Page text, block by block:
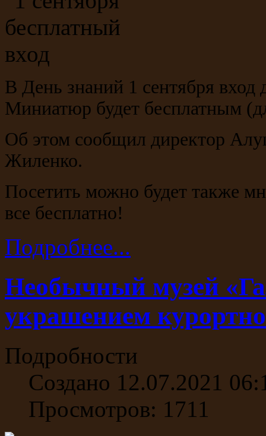
В День знаний 1 сентября
Миниатюр будет бесплатным
Об этом сообщил директор
Жиленко.
Посетить можно будет также
все бесплатно!
Подробнее...
Необычный музей
украшением
Подробности
Создано 12.07.2021
Просмотров: 1711